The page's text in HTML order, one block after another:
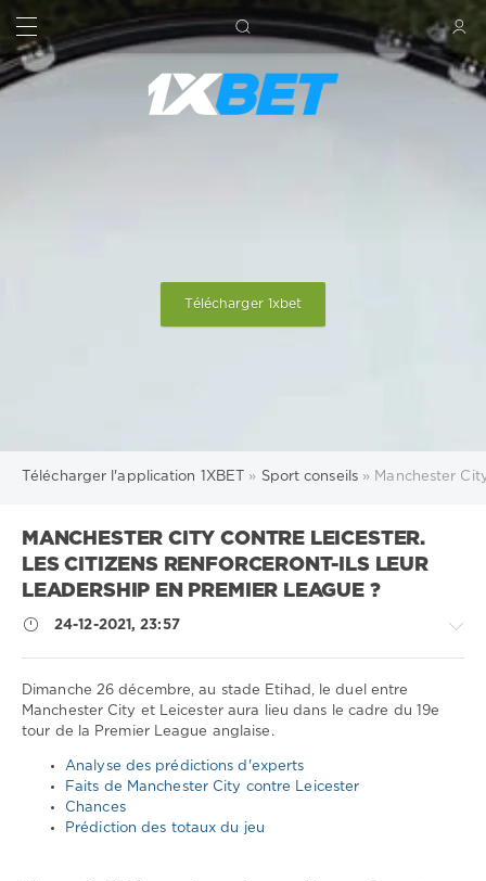
RECHERCHE
Télécharger 1xbet
Télécharger l'application 1XBET » Sport conseils » Manchester
MANCHESTER CITY CONTRE LEICESTER.
LES CITIZENS RENFORCERONT-ILS LEUR
LEADERSHIP EN PREMIER LEAGUE ?
24-12-2021, 23:57
conseils
Pronostics
de
Dimanche 26 décembre, au stade Etihad, le duel entre
Manchester City et Leicester aura lieu dans le cadre du 19e
tour de la Premier League anglaise.
Analyse des prédictions d'experts
Faits de Manchester City contre Leicester
Chances
Prédiction des totaux du jeu